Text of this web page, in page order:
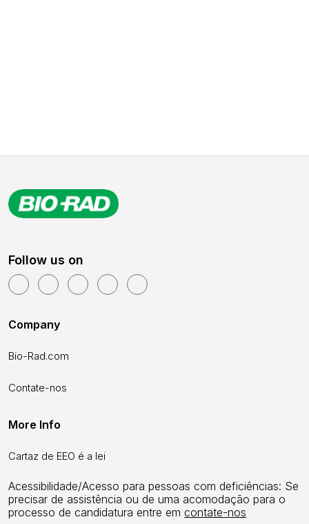
Follow us on
Company
Bio-Rad.com
Contate-nos
More Info
Cartaz de EEO é a lei
Acessibilidade/Acesso para pessoas com deficiências: Se
precisar de assistência ou de uma acomodação para o
processo de candidatura entre em contate-nos